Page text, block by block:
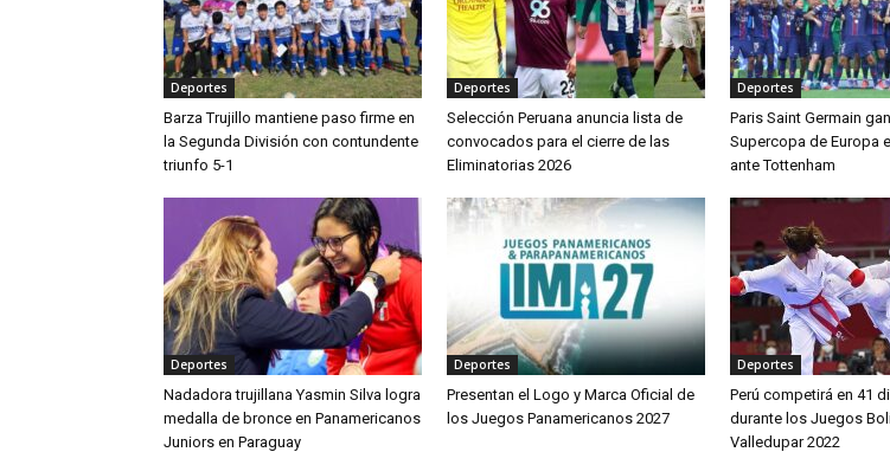
Deportes
Barza Trujillo mantiene paso firme en
la Segunda División con contundente
triunfo 5-1
Deportes
Selección Peruana anuncia lista de
convocados para el cierre de las
Eliminatorias 2026
Deportes
Paris Saint Germain
Supercopa de Europa
ante Tottenham
Deportes
Nadadora trujillana Yasmin Silva logra
medalla de bronce en Panamericanos
Juniors en Paraguay
Deportes
Presentan el Logo y Marca Oficial de
los Juegos Panamericanos 2027
Deportes
Perú competirá en 41
durante los Juegos
Valledupar 2022